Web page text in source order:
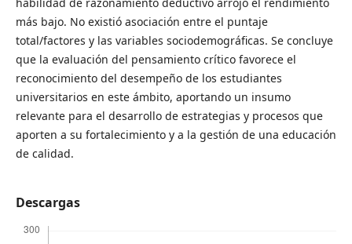
más bajo. No existió asociación entre el puntaje
total/factores y las variables sociodemográficas. Se concluye
que la evaluación del pensamiento crítico favorece el
reconocimiento del desempeño de los estudiantes
universitarios en este ámbito, aportando un insumo
relevante para el desarrollo de estrategias y procesos que
aporten a su fortalecimiento y a la gestión de una educación
de calidad.
Descargas